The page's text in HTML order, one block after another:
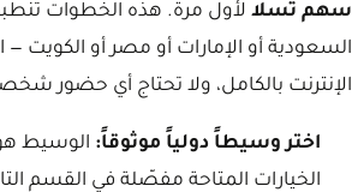
سهم تسلا لأول مرة. هذه الخطوات
السعودية أو الإمارات أو مصر أو الكويت —
الإنترنت بالكامل، ولا تحتاج أي حضور
اختر وسيطاً دولياً موثوقاً: الوسيط
الخيارات المتاحة مفصّلة في القسم